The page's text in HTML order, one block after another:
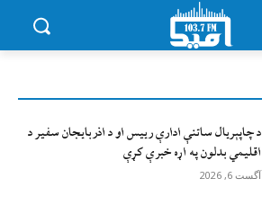
د چاپېریال ساتنې ادارې رییس او د اذربایجان سفیر د
اقلیمي بدلون په اړه خبرې کړې
آگست 6, 2026